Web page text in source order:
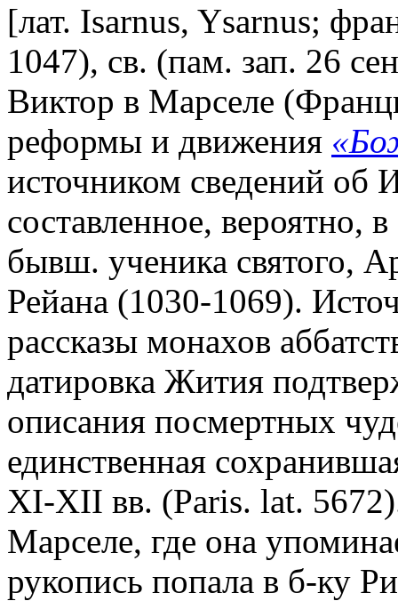
[лат. Isarnus, Ysarnus;
1047), св. (пам. зап. 26
Виктор в Марселе
реформы и движения
источником сведений об
составленное, вероятно,
бывш. ученика святого,
Рейана (1030-1069).
рассказы монахов
датировка Жития
описания посмертных
единственная
XI-XII вв. (Paris. lat.
Марселе, где она
рукопись попала в б-ку